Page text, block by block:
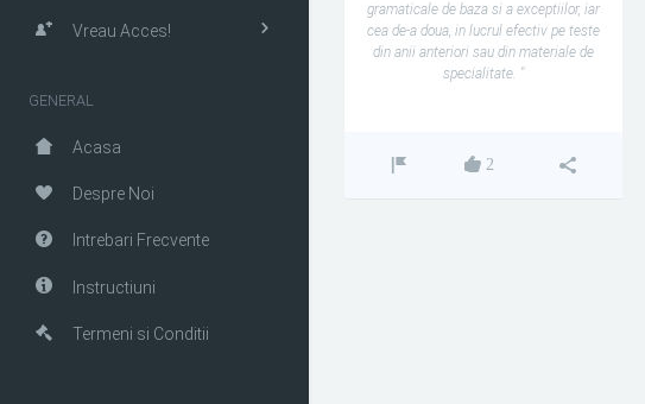
Vreau Acces!
GENERAL
Acasa
Despre Noi
Intrebari Frecvente
Instructiuni
Termeni si Conditii
gramaticale de baza si a exceptiilor, iar
cea de-a doua, in lucrul efectiv pe teste
din anii anteriori sau din materiale de
specialitate. "
2